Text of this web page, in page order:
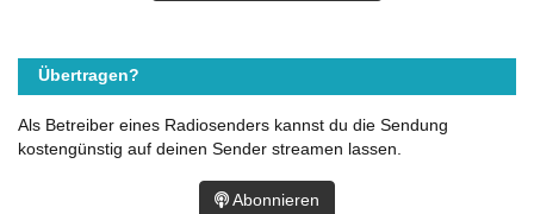
Übertragen?
Als Betreiber eines Radiosenders kannst du die Sendung
kostengünstig auf deinen Sender streamen lassen.
Abonnieren